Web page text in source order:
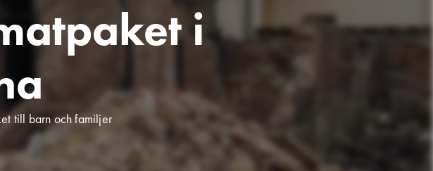
i
till barn och familjer